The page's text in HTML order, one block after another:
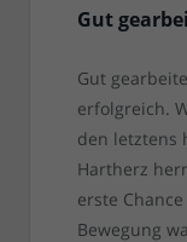
Gut
Gut
erfolgreich.
den letztens
Hartherz
erste
Bewegung